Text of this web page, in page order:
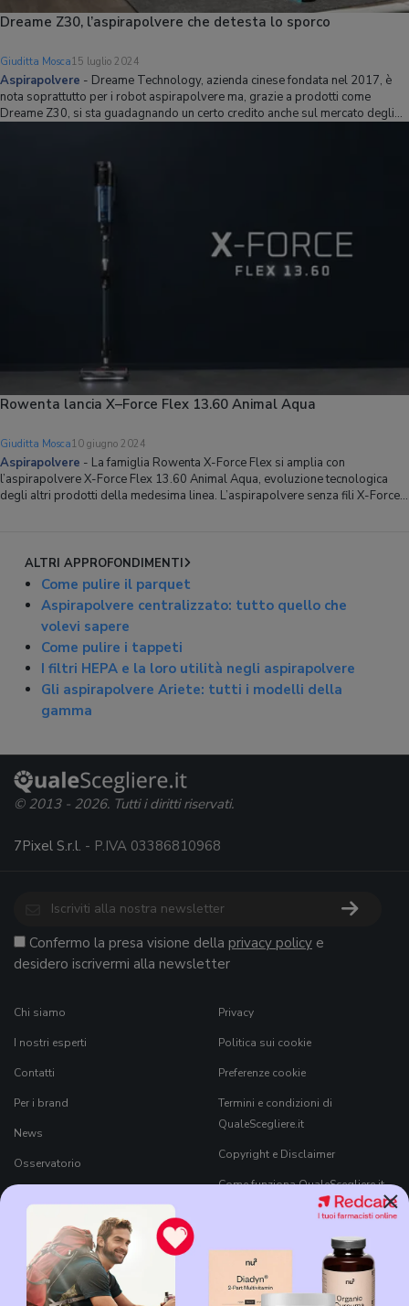
Dreame Z30, l’aspirapolvere che detesta lo sporco
Giuditta Mosca15 luglio 2024
Aspirapolvere - Dreame Technology, azienda cinese fondata nel 2017, è
nota soprattutto per i robot aspirapolvere ma, grazie a prodotti come
Dreame Z30, si sta guadagnando un certo credito anche sul mercato degli
Rowenta lancia X–Force Flex 13.60 Animal Aqua
Giuditta Mosca10 giugno 2024
Aspirapolvere - La famiglia Rowenta X-Force Flex si amplia con
l’aspirapolvere X-Force Flex 13.60 Animal Aqua, evoluzione tecnologica
degli altri prodotti della medesima linea. L’aspirapolvere senza fili X-Force
ALTRI APPROFONDIMENTI
Come pulire il parquet
Aspirapolvere centralizzato: tutto quello che
volevi sapere
Come pulire i tappeti
I filtri HEPA e la loro utilità negli aspirapolvere
Gli aspirapolvere Ariete: tutti i modelli della
gamma
×
© 2013 - 2026. Tutti i diritti riservati.
7Pixel S.r.l. - P.IVA 03386810968
Confermo la presa visione della privacy policy e
desidero iscrivermi alla newsletter
Chi siamo
I nostri esperti
Contatti
Per i brand
News
Osservatorio
Black Friday 2026
Privacy
Politica sui cookie
Preferenze cookie
Termini e condizioni di
QualeScegliere.it
Copyright e Disclaimer
Come funziona QualeScegliere.it